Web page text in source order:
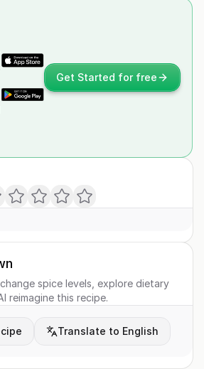
Get Started for free
spice levels, explore dietary
reimagine this recipe.
Translate to English